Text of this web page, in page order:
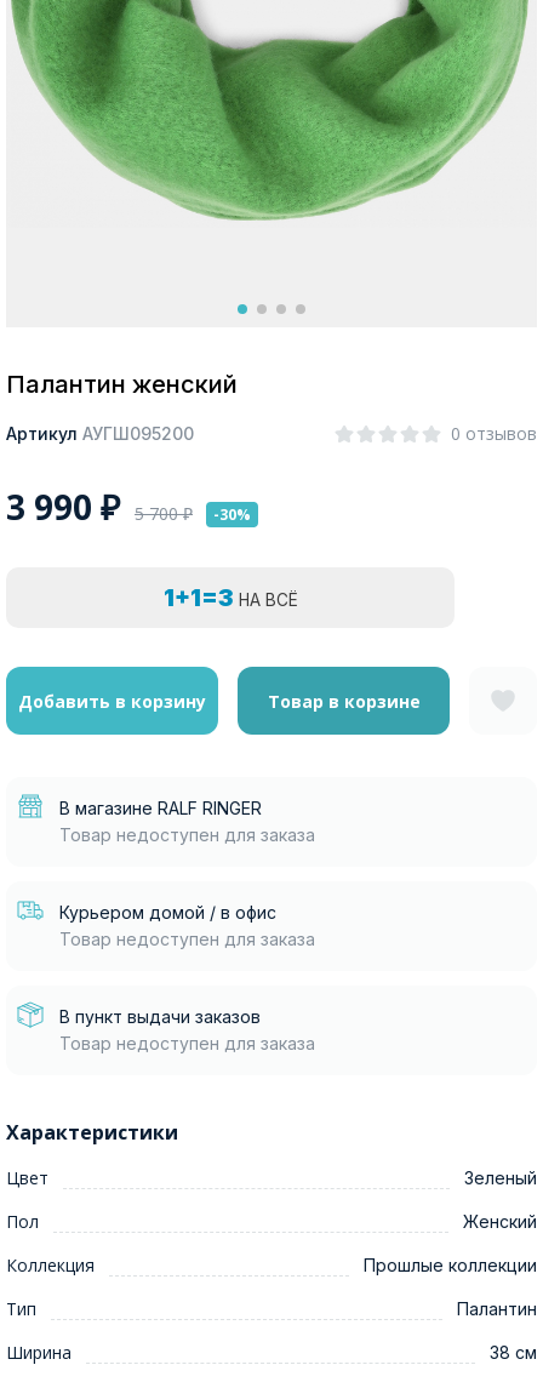
Москва
Изменить город
Палантин женский
Артикул АУГШ095200 0 отзывов
3 990 ₽ 5 700₽ -30%
1+1=3 НА ВСЁ
Добавить в корзину Товар в корзине
В магазине RALF RINGER
Товар недоступен для заказа
Курьером домой / в офис
Товар недоступен для заказа
В пункт выдачи заказов
Товар недоступен для заказа
Характеристики
Цвет Зеленый
Пол Женский
Коллекция Прошлые коллекции
Тип Палантин
Ширина 38 см